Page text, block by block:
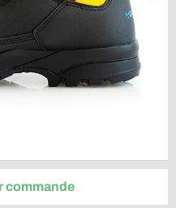
commande